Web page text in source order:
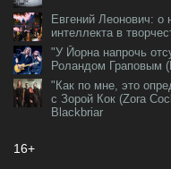
Евгений Леонович: о
интеллекта в
"У Йорна напрочь
Роландом Граповым
"Как по мне, это
с Зорой Кок (Zora
Blackbriar
16+